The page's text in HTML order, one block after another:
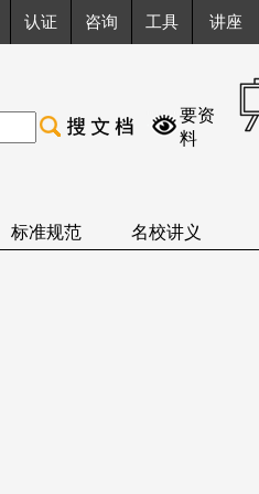
认证 咨询 工具 讲座
要资
料
标准规范 名校讲义